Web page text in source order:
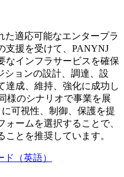
た適応可能なエンタープラ
支援を受けて、PANYNJ
なインフラサービスを確保
ションの設計、調達、設
達成、維持、強化に成功し
様のシナリオで事業を展
可視性、制御、保護を提
ームを選択することで、
とを推奨しています。
（英語）